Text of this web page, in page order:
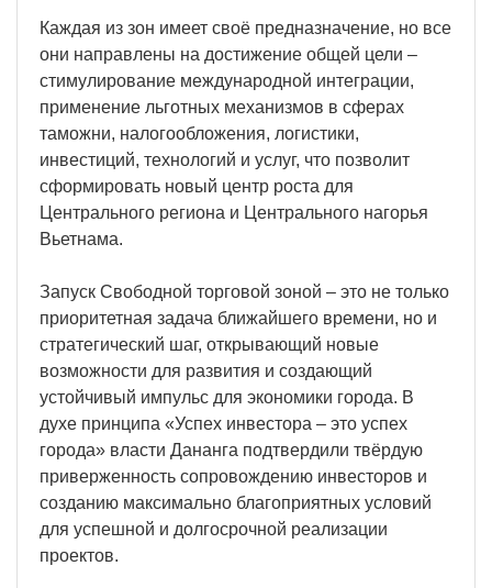
Каждая из зон имеет своё предназначение, но все
они направлены на достижение общей цели –
стимулирование международной интеграции,
применение льготных механизмов в сферах
таможни, налогообложения, логистики,
инвестиций, технологий и услуг, что позволит
сформировать новый центр роста для
Центрального региона и Центрального нагорья
Вьетнама.
Запуск Свободной торговой зоной – это не только
приоритетная задача ближайшего времени, но и
стратегический шаг, открывающий новые
возможности для развития и создающий
устойчивый импульс для экономики города. В
духе принципа «Успех инвестора – это успех
города» власти Дананга подтвердили твёрдую
приверженность сопровождению инвесторов и
созданию максимально благоприятных условий
для успешной и долгосрочной реализации
проектов.